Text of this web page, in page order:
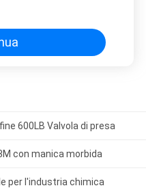
600LB Valvola di presa
con manica morbida
per l'industria chimica